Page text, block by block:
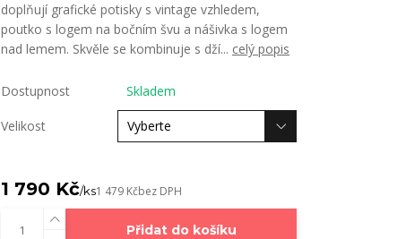
doplňují grafické potisky s vintage vzhledem,
poutko s logem na bočním švu a nášivka s logem
nad lemem. Skvěle se kombinuje s dží... celý popis
Dostupnost Skladem
Velikost
1 790 Kč/ks1 479 Kčbez DPH
Přidat do košíku